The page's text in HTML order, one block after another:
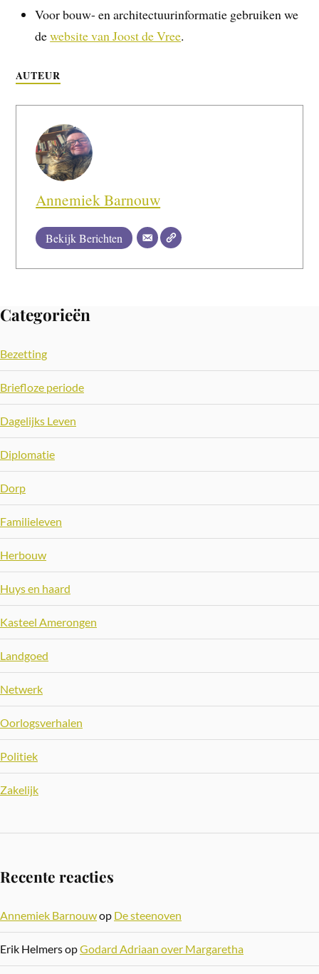
Voor bouw- en architectuurinformatie gebruiken we
dewebsite van Joost de Vree.
AUTEUR
Annemiek Barnouw
Bekijk Berichten
Categorieën
Bezetting
Briefloze periode
Dagelijks Leven
Diplomatie
Dorp
Familieleven
Herbouw
Huys en haard
Kasteel Amerongen
Landgoed
Netwerk
Oorlogsverhalen
Politiek
Zakelijk
Recente reacties
Annemiek Barnouwop De steenoven
Erik HelmersopGodard Adriaan over Margaretha